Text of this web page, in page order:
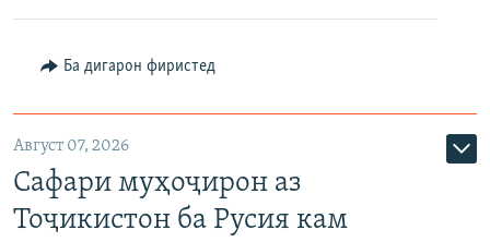
Ба дигарон фиристед
Август 07, 2026
Сафари муҳоҷирон аз
Тоҷикистон ба Русия кам